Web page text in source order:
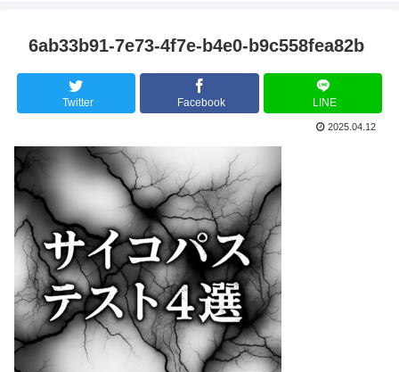
6ab33b91-7e73-4f7e-b4e0-b9c558fea82b
Twitter Facebook LINE
2025.04.12